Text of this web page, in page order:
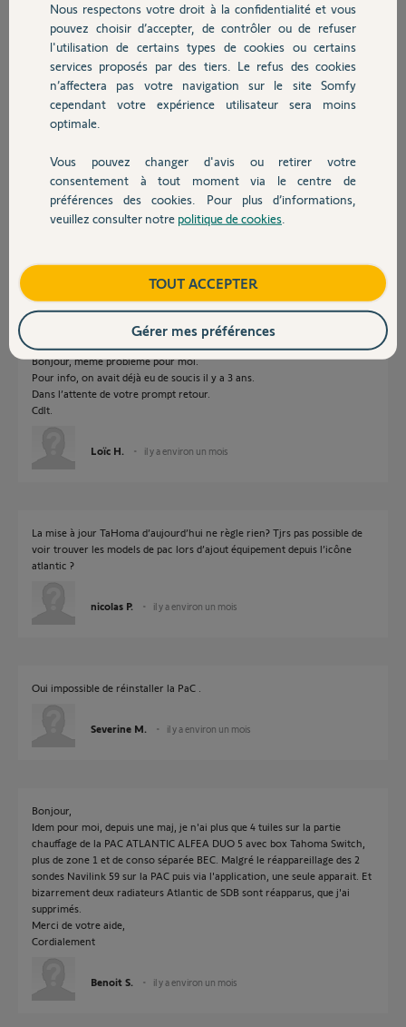
Chauffage
Autres produits
Devis avec un pro
Contact
il y a environ 2 mois
Participer au fil de discussion
Réponses
Bonjour Severine,
Un bug est ouvert a ce sujet je vous invite a ne pas supprimer votre PAC.
Il s'agit juste d'un bug d'affichage ui touche IOS.
Je reviendrai vers vous lorsque j'aurai plus d'information.
il y a environ un mois
Bonjour, même problème pour moi.
Pour info, on avait déjà eu de soucis il y a 3 ans.
Dans l’attente de votre prompt retour.
Cdlt.
Loïc H. il y a environ un mois
La mise à jour TaHoma d’aujourd’hui ne règle rien? Tjrs pas possible de
voir trouver les models de pac lors d’ajout équipement depuis l’icône
atlantic ?
nicolas P. il y a environ un mois
Oui impossible de réinstaller la PaC .
Severine M. il y a environ un mois
Bonjour,
Idem pour moi, depuis une maj, je n'ai plus que 4 tuiles sur la partie
chauffage de la PAC ATLANTIC ALFEA DUO 5 avec box Tahoma Switch,
plus de zone 1 et de conso séparée BEC. Malgré le réappareillage des 2
sondes Navilink 59 sur la PAC puis via l'application, une seule apparait. Et
bizarrement deux radiateurs Atlantic de SDB sont réapparus, que j'ai
supprimés.
Merci de votre aide,
Cordialement
Benoit S. il y a environ un mois
Nous respectons votre droit à la confidentialité et vous
pouvez choisir d’accepter, de contrôler ou de refuser
l'utilisation de certains types de cookies ou certains
services proposés par des tiers. Le refus des cookies
n’affectera pas votre navigation sur le site Somfy
cependant votre expérience utilisateur sera moins
optimale.
Vous pouvez changer d'avis ou retirer votre
consentement à tout moment via le centre de
préférences des cookies. Pour plus d’informations,
veuillez consulter notre politique de cookies
TOUT ACCEPTER
Gérer mes préférences